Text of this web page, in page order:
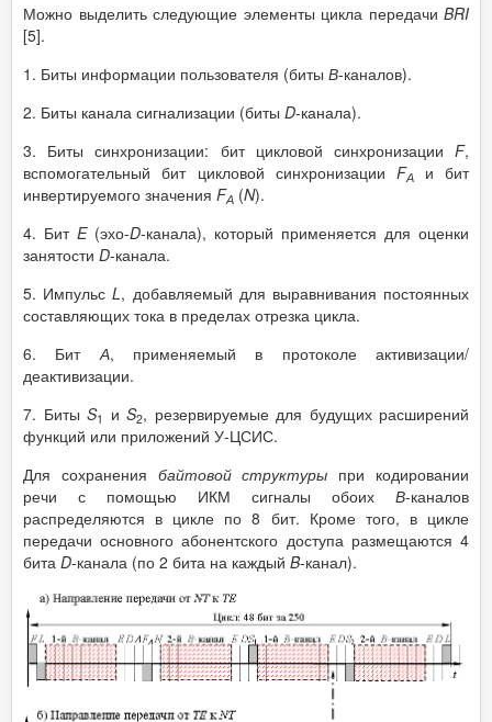
Можно выделить следующие элементы цикла передачи BRI
[5].
1. Биты информации пользователя (биты В-каналов).
2. Биты канала сигнализации (биты D-канала).
3. Биты синхронизации: бит цикловой синхронизации F,
вспомогательный бит цикловой синхронизацииFА и бит
инвертируемого значения FА (N).
4. Бит E(эхо-D-канала), который применяется для оценки
занятости D-канала.
5. ИмпульсL, добавляемый для выравнивания постоянных
составляющих тока в пределах отрезка цикла.
6. Бит А, применяемый в протоколе активизации/
деактивизации.
7. Биты S1 и S2, резервируемые для будущих расширений
функций или приложений У-ЦСИС.
Для сохранения байтовой структуры при кодировании
речи с помощью ИКМ сигналы обоих В-каналов
распределяются в цикле по 8 бит. Кроме того, в цикле
передачи основного абонентского доступа размещаются 4
бита D-канала (по 2 бита на каждый B-канал).